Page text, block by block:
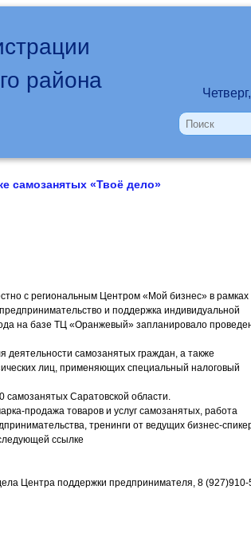
района
самозанятых «Твоё дело»
с региональным Центром «Мой бизнес» в рамках
и поддержка индивидуальной
на базе ТЦ «Оранжевый» запланировало
деятельности самозанятых граждан, а также
лиц, применяющих специальный налоговый
самозанятых Саратовской области.
продажа товаров и услуг самозанятых, работа
тренинги от ведущих бизнес-
ссылке
Центра поддержки предпринимателя, 8 (927)910-